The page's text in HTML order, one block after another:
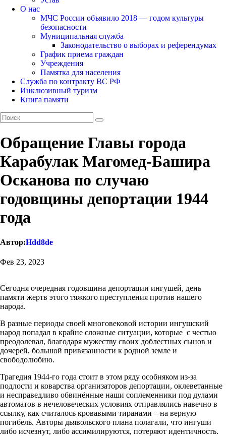
О нас
МЧС России объявило 2018 — годом культуры
безопасности
Муниципальная служба
Законодательство о выборах и референдумах
График приема граждан
Учреждения
Памятка для населения
Служба по контракту ВС РФ
Инклюзивный туризм
Книга памяти
Обращение Главы города
Карабулак Магомед-Башира
Осканова по случаю
годовщины депортации 1944
года
Автор:Hdd8de
Фев 23, 2023
Сегодня очередная годовщина депортации ингушей, день
памяти жертв этого тяжкого преступления против нашего
народа.
В разные периоды своей многовековой истории ингушский
народ попадал в крайне сложные ситуации, которые с честью
преодолевал, благодаря мужеству своих доблестных сынов и
дочерей, большой привязанности к родной земле и
свободолюбию.
Трагедия 1944-го года стоит в этом ряду особняком из-за
подлости и коварства организаторов депортации, оклеветанные
и несправедливо обвинённые наши соплеменники под дулами
автоматов в нечеловеческих условиях отправлялись навечно в
ссылку, как считалось кровавыми тиранами – на верную
погибель. Авторы дьявольского плана полагали, что ингуши
либо исчезнут, либо ассимилируются, потеряют идентичность.